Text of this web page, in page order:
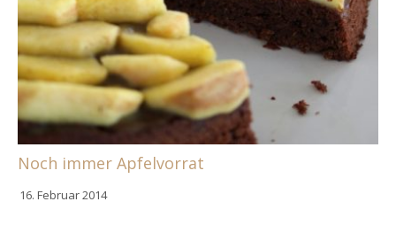
Noch immer Apfelvorrat
16. Februar 2014